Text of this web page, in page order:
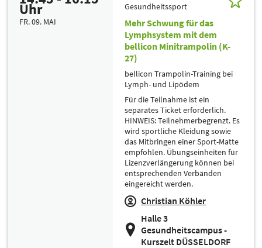
Uhr
FR. 09. MAI
Gesundheitssport
Mehr Schwung für das
Lymphsystem mit dem
bellicon Minitrampolin (K-
27)
bellicon Trampolin-Training bei
Lymph- und Lipödem
Für die Teilnahme ist ein
separates Ticket erforderlich.
HINWEIS: Teilnehmerbegrenzt. Es
wird sportliche Kleidung sowie
das Mitbringen einer Sport-Matte
empfohlen. Übungseinheiten für
Lizenzverlängerung können bei
entsprechenden Verbänden
eingereicht werden.
Christian Köhler
Halle 3
Gesundheitscampus -
Kurszelt DÜSSELDORF